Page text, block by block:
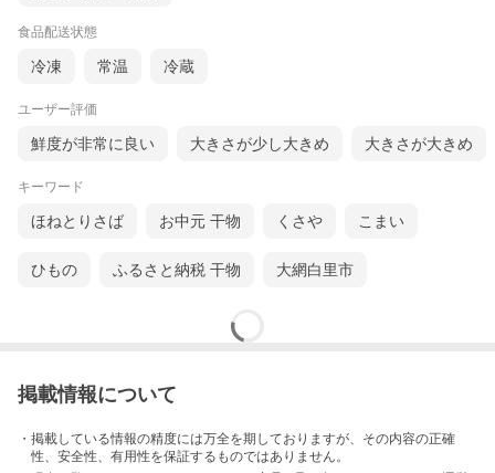
食品配送状態
冷凍 常温 冷蔵
ユーザー評価
鮮度が非常に良い 大きさが少し大きめ 大きさが大きめ
キーワード
ほねとりさば お中元 干物 くさや こまい
ひもの ふるさと納税 干物 大網白里市
掲載情報について
・掲載している情報の精度には万全を期しておりますが、その内容の正確
性、安全性、有用性を保証するものではありません。